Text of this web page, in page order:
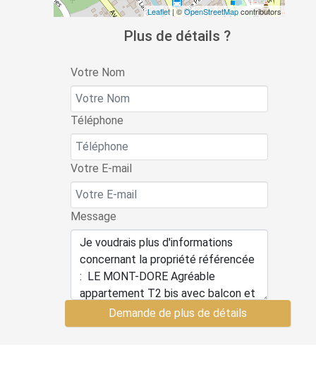
Leaflet| ©OpenStreetMapcontributors
Plus de détails ?
Votre Nom
Téléphone
Votre E-mail
Message
Demande de plus de détails